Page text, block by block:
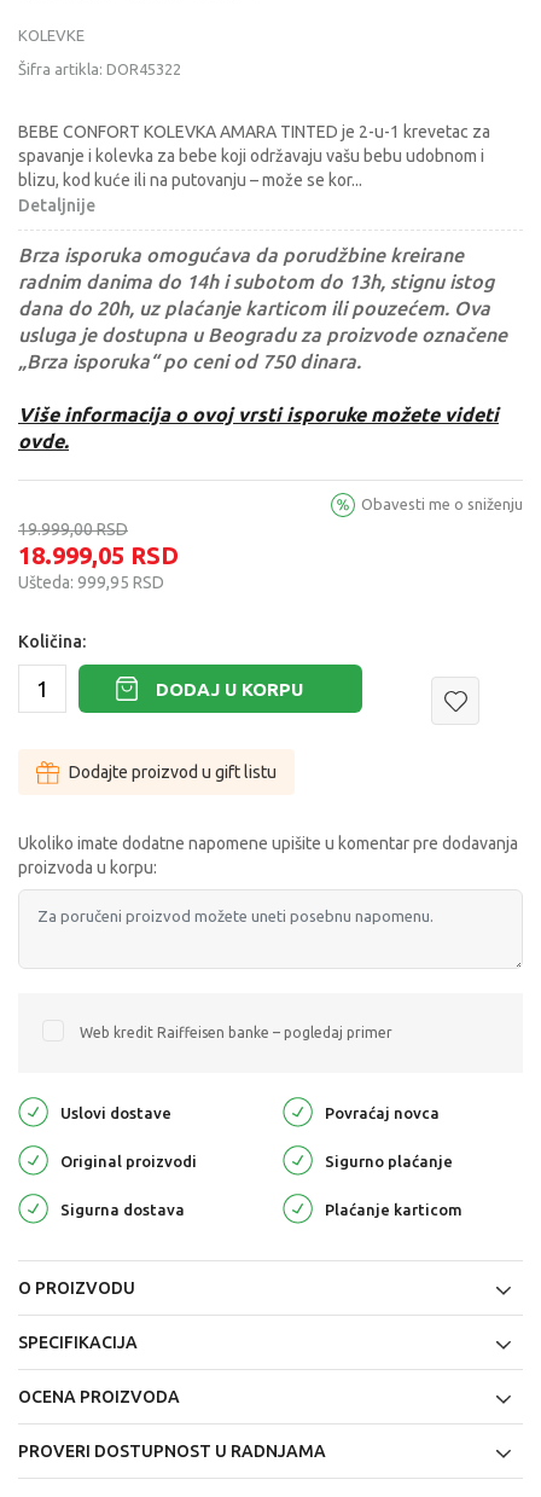
KOLEVKE
Šifra artikla: DOR45322
BEBE CONFORT KOLEVKA AMARA TINTED je 2-u-1 krevetac za
spavanje i kolevka za bebe koji održavaju vašu bebu udobnom i
blizu, kod kuće ili na putovanju – može se kor...
Detaljnije
Brza isporuka omogućava da porudžbine kreirane
radnim danima do 14h i subotom do 13h, stignu istog
dana do 20h, uz plaćanje karticom ili pouzećem. Ova
usluga je dostupna u Beogradu za proizvode označene
„Brza isporuka“ po ceni od 750 dinara.
Više informacija o ovoj vrsti isporuke možete videti
ovde.
19.999,00RSD
18.999,05 RSD
Ušteda: 999,95 RSD
Obavesti me o sniženju
Količina:
DODAJ U KORPU
Dodajte proizvod u gift listu
Ukoliko imate dodatne napomene upišite u komentar pre dodavanja
proizvoda u korpu:
Web kredit Raiffeisen banke – pogledaj primer
Uslovi dostave Povraćaj novca
Original proizvodi Sigurno plaćanje
Sigurna dostava Plaćanje karticom
O PROIZVODU
SPECIFIKACIJA
OCENA PROIZVODA
PROVERI DOSTUPNOST U RADNJAMA